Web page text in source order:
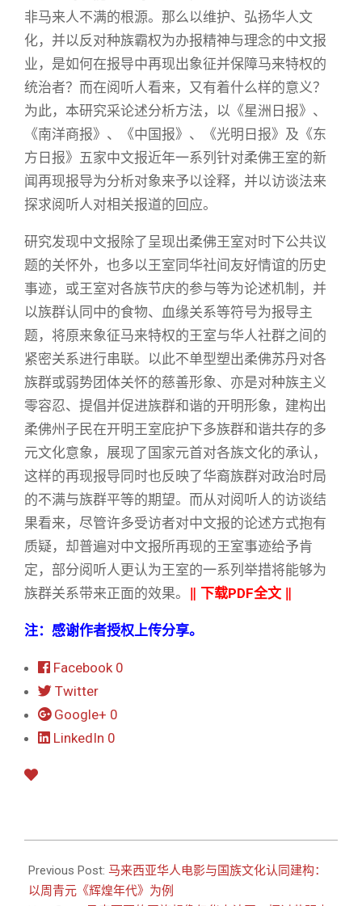
非马来人不满的根源。那么以维护、弘扬华人文
化，并以反对种族霸权为办报精神与理念的中文报
业，是如何在报导中再现出象征并保障马来特权的
统治者？而在阅听人看来，又有着什么样的意义？
为此，本研究采论述分析方法，以《星洲日报》、
《南洋商报》、《中国报》、《光明日报》及《东
方日报》五家中文报近年一系列针对柔佛王室的新
闻再现报导为分析对象来予以诠释，并以访谈法来
探求阅听人对相关报道的回应。
研究发现中文报除了呈现出柔佛王室对时下公共议
题的关怀外，也多以王室同华社间友好情谊的历史
事迹，或王室对各族节庆的参与等为论述机制，并
以族群认同中的食物、血缘关系等符号为报导主
题，将原来象征马来特权的王室与华人社群之间的
紧密关系进行串联。以此不单型塑出柔佛苏丹对各
族群或弱势团体关怀的慈善形象、亦是对种族主义
零容忍、提倡并促进族群和谐的开明形象，建构出
柔佛州子民在开明王室庇护下多族群和谐共存的多
元文化意象，展现了国家元首对各族文化的承认，
这样的再现报导同时也反映了华裔族群对政治时局
的不满与族群平等的期望。而从对阅听人的访谈结
果看来，尽管许多受访者对中文报的论述方式抱有
质疑，却普遍对中文报所再现的王室事迹给予肯
定，部分阅听人更认为王室的一系列举措将能够为
族群关系带来正面的效果。 ‖ 下载PDF全文 ‖
注：感谢作者授权上传分享。
Facebook 0
Twitter
Google+ 0
LinkedIn 0
09-
15
Previous Post: 马来西亚华人电影与国族文化认同建构：
以周青元《辉煌年代》为例